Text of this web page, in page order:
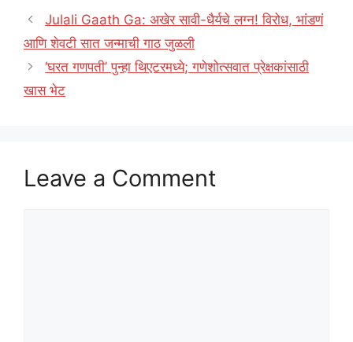
Julali Gaath Ga: अखेर सावी-धैर्यचे लग्न! विरोध, भांडणं
आणि शेवटी सात जन्माची गाठ जुळली
‘घरत गणपती’ पुन्हा थिएटरमध्ये; गणेशोत्सवात प्रेक्षकांसाठी
खास भेट
Leave a Comment